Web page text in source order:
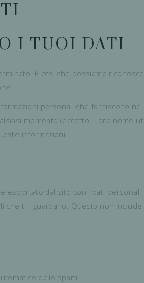
I TUOI DATI
È così che possiamo
personali che forniscono
momento (eccetto il loro nome
informazioni.
esportato dal sito con i dati personali
ti riguardano. Questo non include
dello spam.